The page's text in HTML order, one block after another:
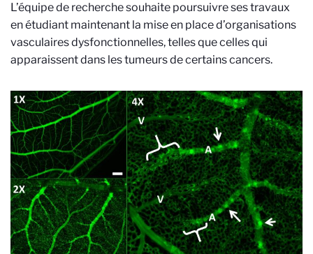
L’équipe de recherche souhaite poursuivre ses travaux
en étudiant maintenant la mise en place d’organisations
vasculaires dysfonctionnelles, telles que celles qui
apparaissent dans les tumeurs de certains cancers.